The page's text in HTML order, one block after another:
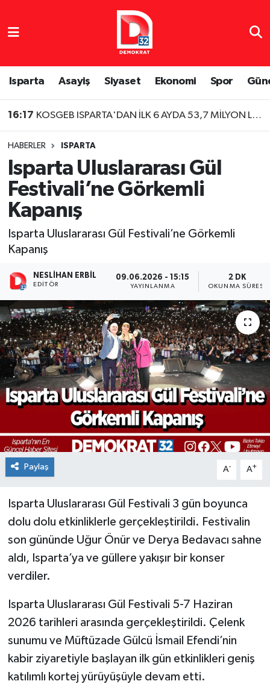
Isparta Asayiş Siyaset Ekonomi Spor
16:17 KOSGEB ISPARTA'DAN İLK 6 AYDA 53,7 MİLYON LİRALIK DESTEK
HABERLER ISPARTA
Isparta Uluslararası Gül
Festivali’ne Görkemli
Kapanış
Isparta Uluslararası Gül Festivali’ne Görkemli
Kapanış
NESLIHAN ERBIL
EDITÖR
09.06.2026 - 15:15
YAYINLANMA
2 DK
OKUNMA SÜRESI
Paylaş A- A+
Isparta Uluslararası Gül Festivali 3 gün boyunca
dolu dolu etkinliklerle gerçekleştirildi. Festivalin
son gününde Uğur Önür ve Derya Bedavacı sahne
aldı, Isparta’ya ve güllere yakışır bir konser
verdiler.
Isparta Uluslararası Gül Festivali 5-7 Haziran
2026 tarihleri arasında gerçekleştirildi. Çelenk
sunumu ve Müftüzade Gülcü İsmail Efendi’nin
kabir ziyaretiyle başlayan ilk gün etkinlikleri geniş
katılımlı kortej yürüyüşüyle devam etti.
Isparta Nöbetçi Eczaneler
Isparta Hava Durumu
Süper Lig Puan Durumu ve Fikstür
Tüm Manşetler
Son Dakika Haberleri